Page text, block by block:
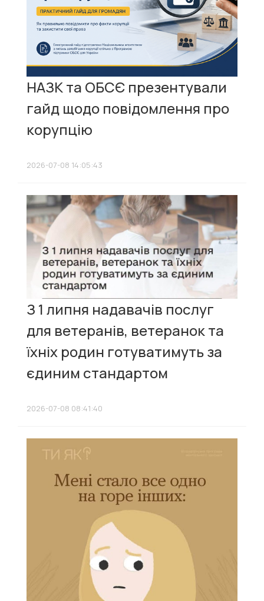
НАЗК та ОБСЄ презентували
гайд щодо повідомлення про
корупцію
2026-07-08 14:05:43
З 1 липня надавачів послуг
для ветеранів, ветеранок та
їхніх родин готуватимуть за
єдиним стандартом
2026-07-08 08:41:40